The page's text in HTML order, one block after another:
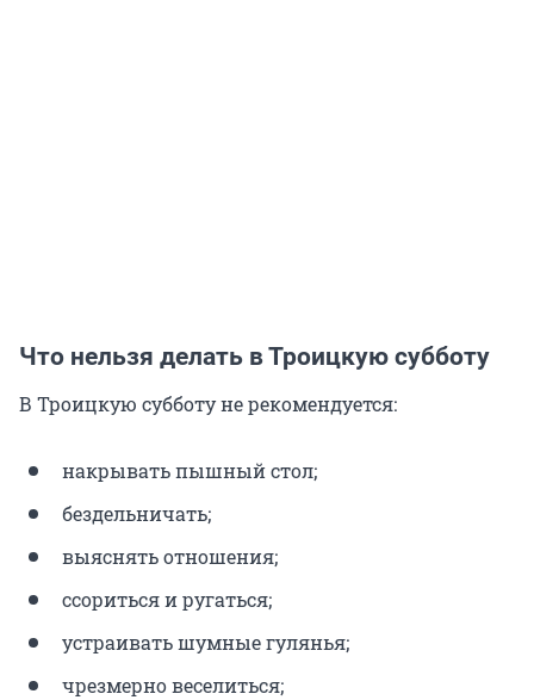
Что нельзя делать в Троицкую субботу
В Троицкую субботу не рекомендуется:
накрывать пышный стол;
бездельничать;
выяснять отношения;
ссориться и ругаться;
устраивать шумные гулянья;
чрезмерно веселиться;